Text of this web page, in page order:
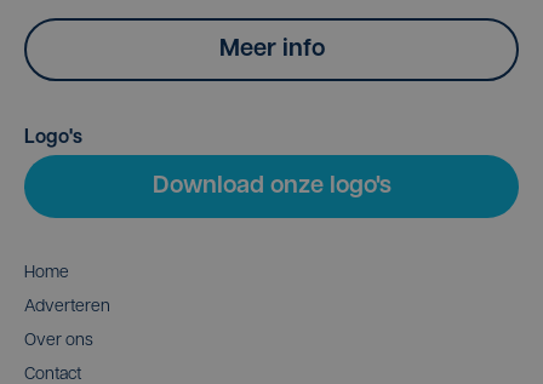
Meer info
Logo's
Download onze logo's
Home
Adverteren
Over ons
Contact